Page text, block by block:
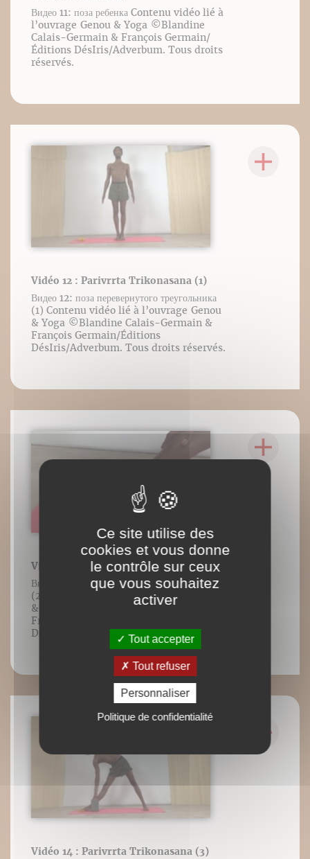
Видео 11: поза ребенка Contenu vidéo lié à
l’ouvrage Genou & Yoga ©️Blandine
Calais-Germain & François Germain/
Éditions DésIris/Adverbum. Tous droits
réservés.
Vidéo 12 : Parivrrta Trikonasana (1)
Видео 12: поза перевернутого треугольника
(1) Contenu vidéo lié à l’ouvrage Genou
& Yoga ©️Blandine Calais-Germain &
François Germain/Éditions
DésIris/Adverbum. Tous droits réservés.
Vidéo 13 : Parivrrta Trikonasana (2)
Видео 13: поза перевернутого треугольника
(2) Contenu vidéo lié à l’ouvrage Genou
& Yoga ©️Blandine Calais-Germain &
François Germain/Éditions
DésIris/Adverbum. Tous droits réservés.
Vidéo 14 : Parivrrta Trikonasana (3)
Ce site utilise des
cookies et vous donne
le contrôle sur ceux
que vous souhaitez
activer
Tout accepter
Tout refuser
Personnaliser
Politique de confidentialité